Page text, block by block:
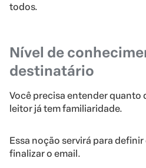
todos.
Nível de
destinatário
Você precisa entender quanto
leitor já tem familiaridade.
Essa noção servirá para
finalizar o email.